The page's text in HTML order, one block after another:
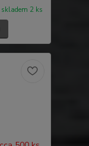
skladem 2 ks